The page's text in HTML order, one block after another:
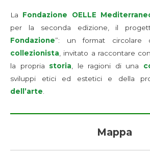
La Fondazione OELLE
per la seconda edizione, il
Fondazione”: un format circolare
collezionista, invitato a raccontare
la propria storia, le ragioni di una
sviluppi etici ed estetici e della
dell’arte.
Mappa